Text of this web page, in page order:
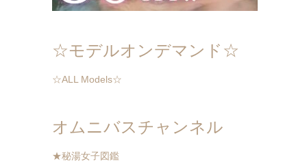
☆モデルオンデマンド☆
☆ALL Models☆
オムニバスチャンネル
★秘湯女子図鑑